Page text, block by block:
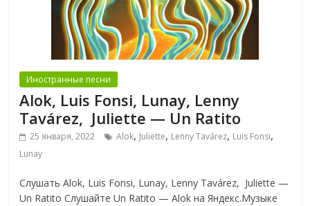
Иностранные песни
Alok, Luis Fonsi, Lunay, Lenny
Tavárez, Juliette — Un Ratito
25 января, 2022 Alok, Juliette, Lenny Tavárez, Luis Fonsi,
Lunay
Слушать Alok, Luis Fonsi, Lunay, Lenny Tavárez, Juliette —
Un Ratito Слушайте Un Ratito — Alok на Яндекс.Музыке